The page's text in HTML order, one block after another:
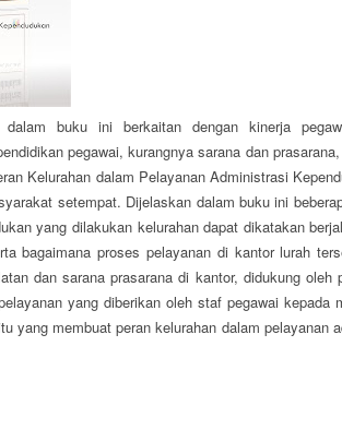
buku ini berkaitan dengan kinerja
pegawai, kurangnya sarana dan
Kelurahan dalam Pelayanan Administrasi
setempat. Dijelaskan dalam buku ini
yang dilakukan kelurahan dapat dikatakan
bagaimana proses pelayanan di kantor lurah
dan sarana prasarana di kantor, didukung oleh
yang diberikan oleh staf pegawai kepada
yang membuat peran kelurahan dalam pelayanan